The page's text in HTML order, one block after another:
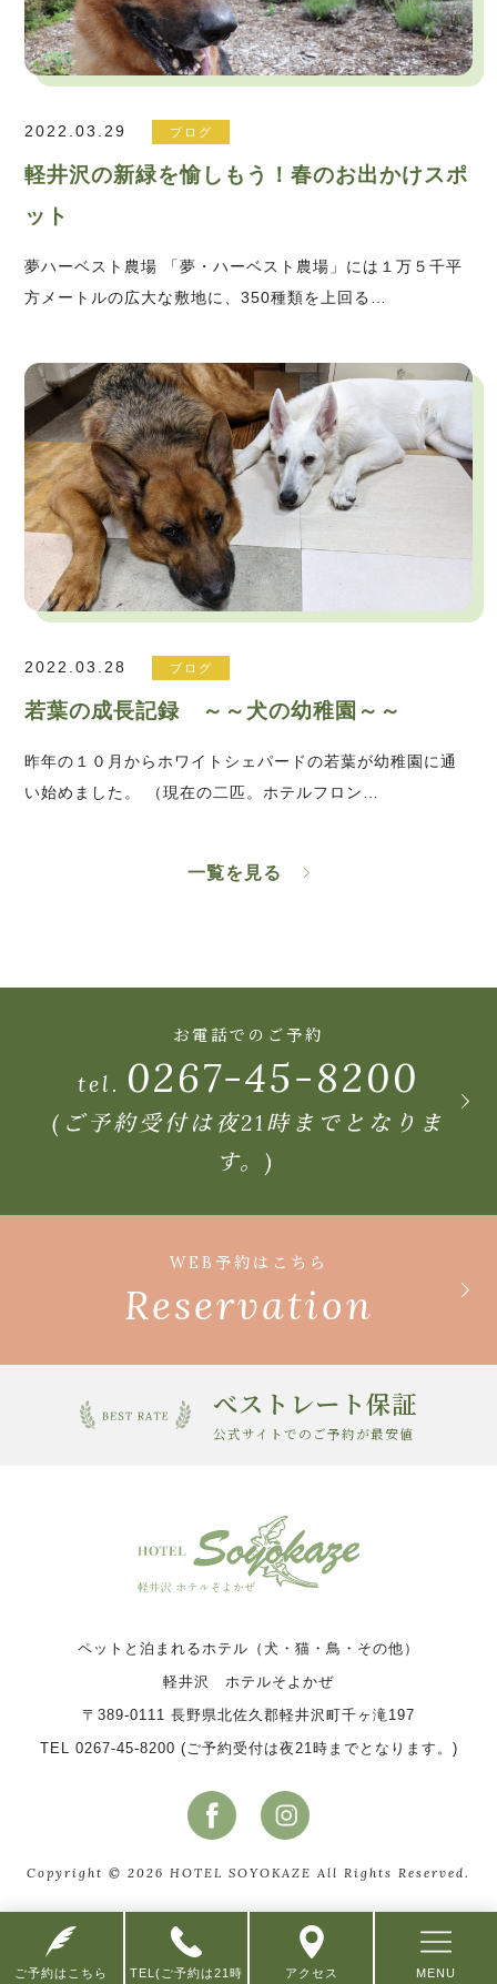
ご予約はこちら TEL(ご予約は21時 アクセス MENU
2022.03.29 ブログ
軽井沢の新緑を愉しもう！春のお出かけスポ
ット
夢ハーベスト農場 「夢・ハーベスト農場」には１万５千平
方メートルの広大な敷地に、350種類を上回る…
2022.03.28 ブログ
若葉の成長記録 ～～犬の幼稚園～～
昨年の１０月からホワイトシェパードの若葉が幼稚園に通
い始めました。 （現在の二匹。ホテルフロン…
一覧を見る
お電話でのご予約
tel. 0267-45-8200
(ご予約受付は夜21時までとなりま
す。)
WEB予約はこちら
Reservation
べストレート保証
公式サイトでのご予約が最安値
ペットと泊まれるホテル（犬・猫・鳥・その他）
軽井沢 ホテルそよかぜ
〒389-0111 長野県北佐久郡軽井沢町千ヶ滝197
TEL 0267-45-8200 (ご予約受付は夜21時までとなります。)
Copyright © 2026 HOTEL SOYOKAZE All Rights Reserved.